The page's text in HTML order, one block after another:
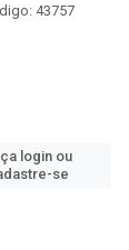
43757
login ou
se